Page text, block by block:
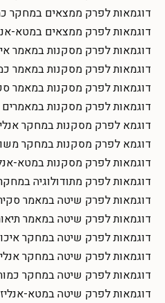
דוגמאות לפרק ממצאים במחקר
דוגמאות לפרק ממצאים במטא-
דוגמאות לפרק מסקנות במאמר
דוגמאות לפרק מסקנות במאמר
דוגמאות לפרק מסקנות במאמר
דוגמאות לפרק מסקנות במאמרים
דוגמא לפרק מסקנות במחקר
דוגמא לפרק מסקנות במחקר
דוגמאות לפרק מסקנות במטא-
דוגמאות לפרק מתודולוגיה
דוגמאות לפרק שיטה במאמר
דוגמאות לפרק שיטה במאמר
דוגמאות לפרק שיטה במחקר
דוגמאות לפרק שיטה במחקר
דוגמאות לפרק שיטה במחקר
דוגמאות לפרק שיטה במטא-